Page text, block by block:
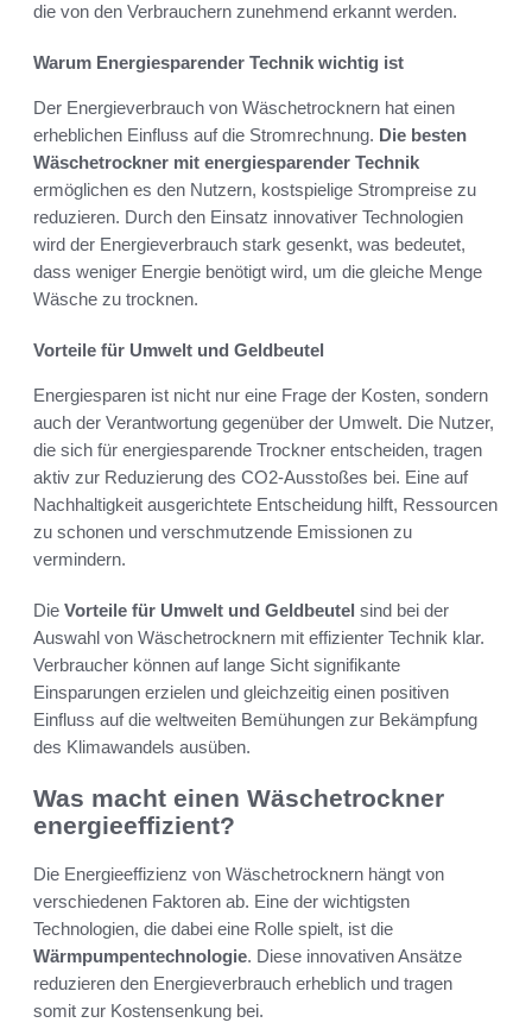
die von den Verbrauchern zunehmend erkannt werden.
Warum Energiesparender Technik wichtig ist
Der Energieverbrauch von Wäschetrocknern hat einen
erheblichen Einfluss auf die Stromrechnung. Die besten
Wäschetrockner mit energiesparender Technik
ermöglichen es den Nutzern, kostspielige Strompreise zu
reduzieren. Durch den Einsatz innovativer Technologien
wird der Energieverbrauch stark gesenkt, was bedeutet,
dass weniger Energie benötigt wird, um die gleiche Menge
Wäsche zu trocknen.
Vorteile für Umwelt und Geldbeutel
Energiesparen ist nicht nur eine Frage der Kosten, sondern
auch der Verantwortung gegenüber der Umwelt. Die Nutzer,
die sich für energiesparende Trockner entscheiden, tragen
aktiv zur Reduzierung des CO2-Ausstoßes bei. Eine auf
Nachhaltigkeit ausgerichtete Entscheidung hilft, Ressourcen
zu schonen und verschmutzende Emissionen zu
vermindern.
Die Vorteile für Umwelt und Geldbeutel sind bei der
Auswahl von Wäschetrocknern mit effizienter Technik klar.
Verbraucher können auf lange Sicht signifikante
Einsparungen erzielen und gleichzeitig einen positiven
Einfluss auf die weltweiten Bemühungen zur Bekämpfung
des Klimawandels ausüben.
Was macht einen Wäschetrockner
energieeffizient?
Die Energieeffizienz von Wäschetrocknern hängt von
verschiedenen Faktoren ab. Eine der wichtigsten
Technologien, die dabei eine Rolle spielt, ist die
Wärmpumpentechnologie. Diese innovativen Ansätze
reduzieren den Energieverbrauch erheblich und tragen
somit zur Kostensenkung bei.